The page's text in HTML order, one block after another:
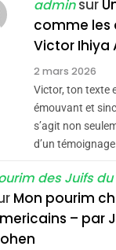
Maroc :
De
De
Du
DAFINA
Oeil
CINEMA
«Tu
adminsur
comme les
Victor Ihiya
2 mars 2026
Victor, ton texte
émouvant et
s’agit non
d’un
des Juifs du
Mon pourim
– par